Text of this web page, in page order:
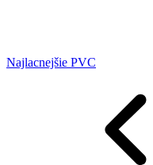
Najlacnejšie PVC